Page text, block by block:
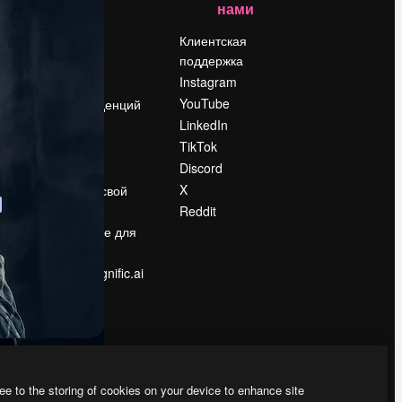
Поиск тенденций
Продайте свой
Помещение для
Ищете magnific.ai
нами
Клиентская
поддержка
Instagram
YouTube
LinkedIn
TikTok
Discord
X
Reddit
to the storing of cookies on your device to enhance site